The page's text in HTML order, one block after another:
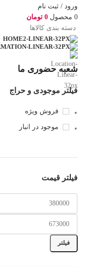
ورود / ثبت نام
0 محصول 0 تومان
دسته بندی کالاها
شعبه حضوری ما
فیلتر موجودی و حراج
فروش ویژه
موجود در انبار
فیلتر قیمت
فیلتر